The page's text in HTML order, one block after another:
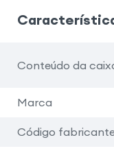
Conteúdo da
Marca
Código